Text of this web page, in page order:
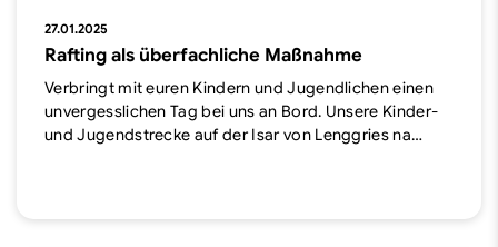
27.01.2025
Rafting als überfachliche Maßnahme
Verbringt mit euren Kindern und Jugendlichen einen
unvergesslichen Tag bei uns an Bord. Unsere Kinder-
und Jugendstrecke auf der Isar von Lenggries na…